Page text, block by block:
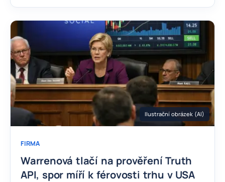
Ilustrační obrázek (AI)
FIRMA
Warrenová tlačí na prověření Truth
API, spor míří k férovosti trhu v USA